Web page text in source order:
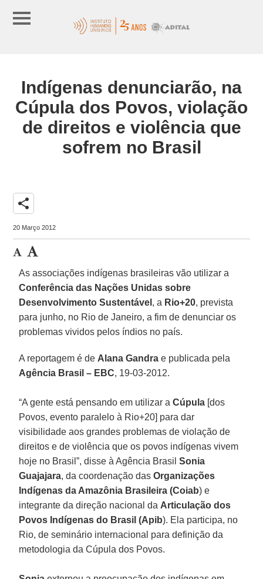
Indígenas denunciarão, na
Cúpula dos Povos, violação
de direitos e violência que
sofrem no Brasil
share
20 Março 2012
As associações indígenas brasileiras vão utilizar a
Conferência das Nações Unidas sobre
Desenvolvimento Sustentável , a Rio+20, prevista
para junho, no Rio de Janeiro, a fim de denunciar os
problemas vividos pelos índios no país.
A reportagem é de Alana Gandra e publicada pela
Agência Brasil – EBC, 19-03-2012.
“A gente está pensando em utilizar aCúpula [dos
Povos, evento paralelo à Rio+20] para dar
visibilidade aos grandes problemas de violação de
direitos e de violência que os povos indígenas vivem
hoje no Brasil”, disse à Agência BrasilSonia
Guajajara, da coordenação dasOrganizações
Indígenas da Amazônia Brasileira (Coiab) e
integrante da direção nacional da Articulação dos
Povos Indígenas do Brasil (Apib). Ela participa, no
Rio, de seminário internacional para definição da
metodologia da Cúpula dos Povos.